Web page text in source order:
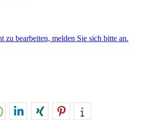
zu bearbeiten, melden Sie sich bitte an.